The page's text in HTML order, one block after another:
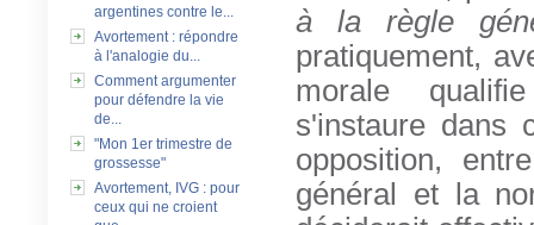
argentines contre le...
Avortement : répondre
à l'analogie du...
Comment argumenter
pour défendre la vie
de...
"Mon 1er trimestre de
grossesse"
Avortement, IVG : pour
ceux qui ne croient
à la règle
pratiquement,
morale
s'instaure dans
opposition,
général et la